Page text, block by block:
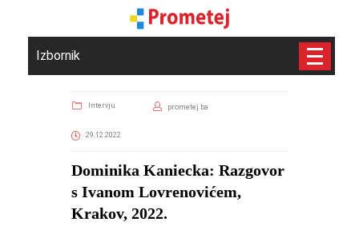
Izbornik
Intervju prometej.ba
29.12.2022
Dominika Kaniecka: Razgovor
s Ivanom Lovrenovićem,
Krakov, 2022.